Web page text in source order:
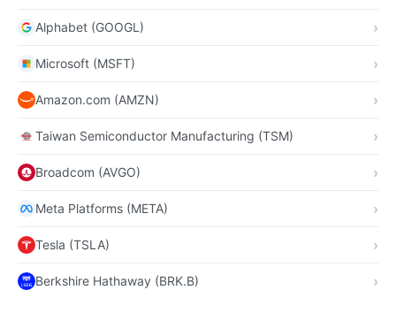
Alphabet (GOOGL)
Microsoft (MSFT)
Amazon.com (AMZN)
Taiwan Semiconductor Manufacturing (TSM)
Broadcom (AVGO)
Meta Platforms (META)
Tesla (TSLA)
Berkshire Hathaway (BRK.B)